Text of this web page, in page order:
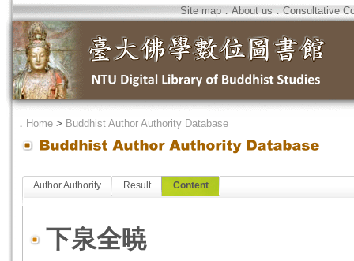
Site map．About us．Consultative
． Home > Buddhist Author Authority Database
Author Authority Result Content
下泉全暁